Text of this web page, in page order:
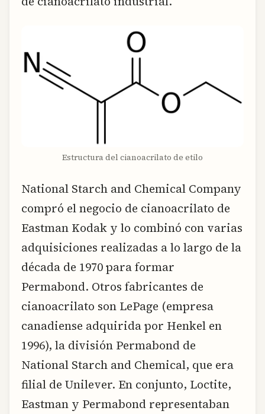
Estructura del cianoacrilato de etilo
National Starch and Chemical Company
compró el negocio de cianoacrilato de
Eastman Kodak y lo combinó con varias
adquisiciones realizadas a lo largo de la
década de 1970 para formar
Permabond. Otros fabricantes de
cianoacrilato son LePage (empresa
canadiense adquirida por Henkel en
1996), la división Permabond de
National Starch and Chemical, que era
filial de Unilever. En conjunto, Loctite,
Eastman y Permabond representaban